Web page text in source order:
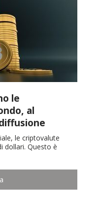
le
al
le criptovalute
dollari. Questo è